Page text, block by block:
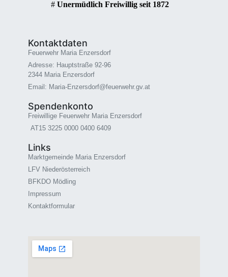
# Unermüdlich Freiwillig seit 1872
Kontaktdaten
Feuerwehr Maria Enzersdorf
Adresse: Hauptstraße 92-96
2344 Maria Enzersdorf
Email: Maria-Enzersdorf@feuerwehr.gv.at
Spendenkonto
Freiwillige Feuerwehr Maria Enzersdorf
AT15 3225 0000 0400 6409
Links
Marktgemeinde Maria Enzersdorf
LFV Niederösterreich
BFKDO Mödling
Impressum
Kontaktformular